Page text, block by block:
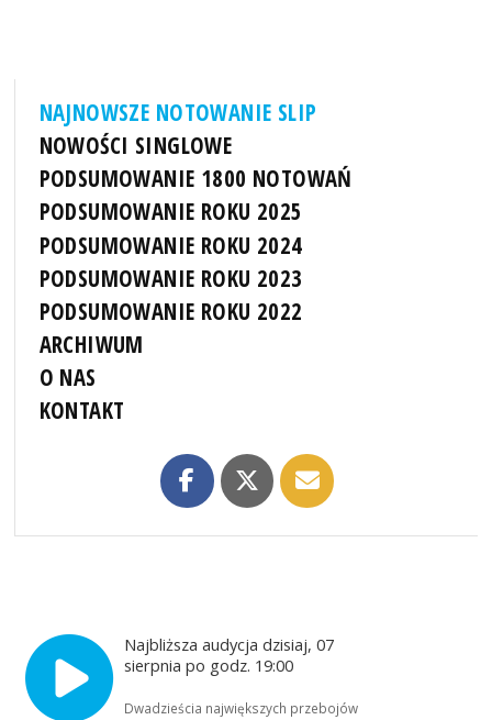
NAJNOWSZE NOTOWANIE SLIP
NOWOŚCI SINGLOWE
PODSUMOWANIE 1800 NOTOWAŃ
PODSUMOWANIE ROKU 2025
PODSUMOWANIE ROKU 2024
PODSUMOWANIE ROKU 2023
PODSUMOWANIE ROKU 2022
ARCHIWUM
O NAS
KONTAKT
Najbliższa audycja dzisiaj, 07
sierpnia po godz. 19:00
Dwadzieścia największych przebojów